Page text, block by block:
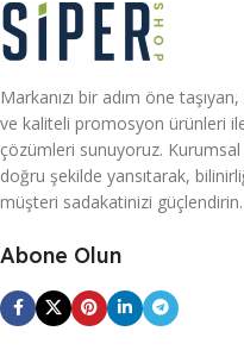
Markanızı bir adım öne taşıyan,
ve kaliteli promosyon ürünleri
çözümleri sunuyoruz.
doğru şekilde yansıtarak,
müşteri sadakatinizi güçlendirin.
Abone Olun